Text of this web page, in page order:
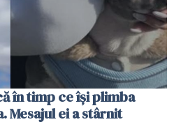
în timp ce își plimba
Mesajul ei a stârnit